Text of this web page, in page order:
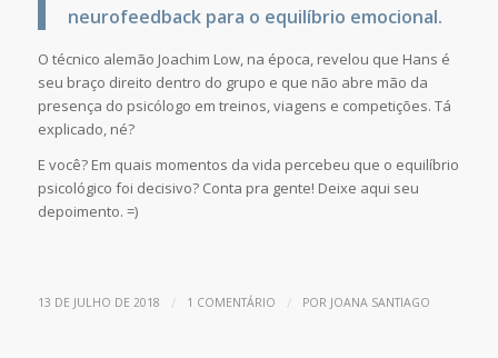
neurofeedback para o equilíbrio emocional.
O técnico alemão Joachim Low, na época, revelou que Hans é
seu braço direito dentro do grupo e que não abre mão da
presença do psicólogo em treinos, viagens e competições. Tá
explicado, né?
E você? Em quais momentos da vida percebeu que o equilíbrio
psicológico foi decisivo? Conta pra gente! Deixe aqui seu
depoimento. =)
13 DE JULHO DE 2018 / 1 COMENTÁRIO / POR JOANA SANTIAGO